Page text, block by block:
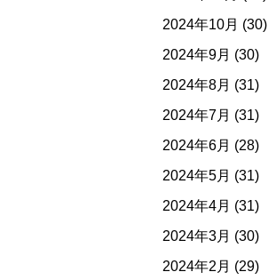
2024年10月 (30)
2024年9月 (30)
2024年8月 (31)
2024年7月 (31)
2024年6月 (28)
2024年5月 (31)
2024年4月 (31)
2024年3月 (30)
2024年2月 (29)